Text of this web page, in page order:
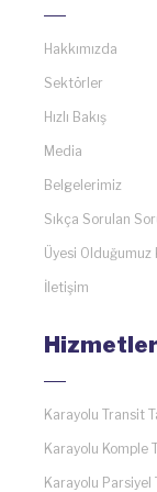
Hakkımızda
Sektörler
Hızlı Bakış
Media
Belgelerimiz
Sıkça Sorulan
Üyesi Olduğumuz
İletişim
Karayolu Transit
Karayolu Komple
Karayolu Parsiyel